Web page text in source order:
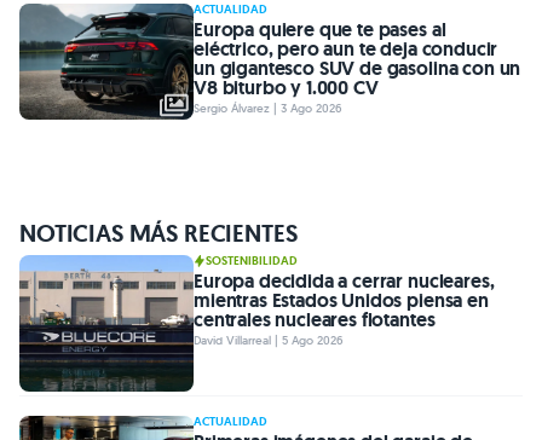
ACTUALIDAD
Europa quiere que te pases al
eléctrico, pero aun te deja conducir
un gigantesco SUV de gasolina con un
V8 biturbo y 1.000 CV
Sergio Álvarez | 3 Ago 2026
NOTICIAS MÁS RECIENTES
SOSTENIBILIDAD
Europa decidida a cerrar nucleares,
mientras Estados Unidos piensa en
centrales nucleares flotantes
David Villarreal | 5 Ago 2026
ACTUALIDAD